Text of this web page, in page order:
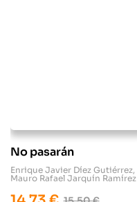
No pasarán
Enrique Javier Díez Gutiérrez,
Mauro Rafael Jarquín Ramírez